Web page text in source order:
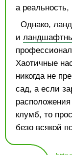
а
Однако,
и
Хаотичные
никогда не
сад, а если
расположения
клумб, то
безо всякой